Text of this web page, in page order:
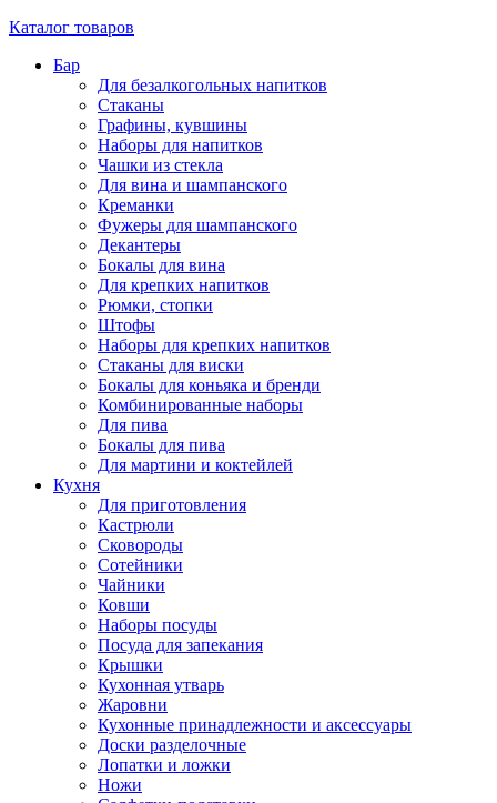
Каталог товаров
Бар
Для безалкогольных напитков
Стаканы
Графины, кувшины
Наборы для напитков
Чашки из стекла
Для вина и шампанского
Креманки
Фужеры для шампанского
Декантеры
Бокалы для вина
Для крепких напитков
Рюмки, стопки
Штофы
Наборы для крепких напитков
Стаканы для виски
Бокалы для коньяка и бренди
Комбинированные наборы
Для пива
Бокалы для пива
Для мартини и коктейлей
Кухня
Для приготовления
Кастрюли
Сковороды
Сотейники
Чайники
Ковши
Наборы посуды
Посуда для запекания
Крышки
Кухонная утварь
Жаровни
Кухонные принадлежности и аксессуары
Доски разделочные
Лопатки и ложки
Ножи